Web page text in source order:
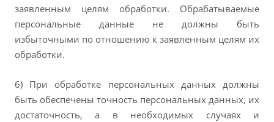
заявленным целям обработки. Обрабатываемые
персональные данные не должны быть
избыточными по отношению к заявленным целям их
обработки.
6) При обработке персональных данных должны
быть обеспечены точность персональных данных, их
достаточность, а в необходимых случаях и